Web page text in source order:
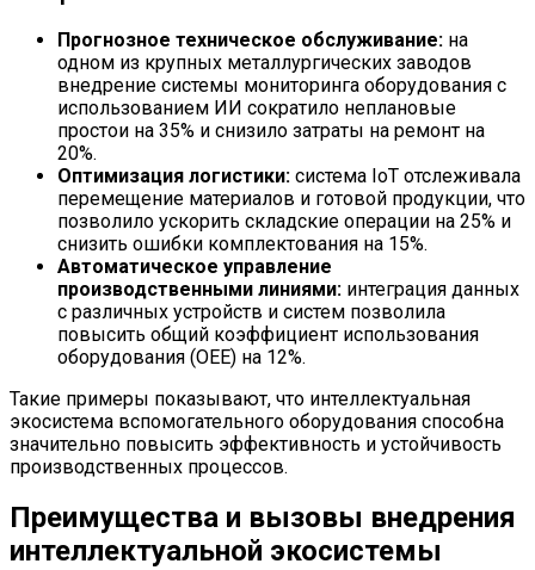
Прогнозное техническое обслуживание: на
одном из крупных металлургических заводов
внедрение системы мониторинга оборудования с
использованием ИИ сократило неплановые
простои на 35% и снизило затраты на ремонт на
20%.
Оптимизация логистики: система IoT отслеживала
перемещение материалов и готовой продукции, что
позволило ускорить складские операции на 25% и
снизить ошибки комплектования на 15%.
Автоматическое управление
производственными линиями: интеграция данных
с различных устройств и систем позволила
повысить общий коэффициент использования
оборудования (OEE) на 12%.
Такие примеры показывают, что интеллектуальная
экосистема вспомогательного оборудования способна
значительно повысить эффективность и устойчивость
производственных процессов.
Преимущества и вызовы внедрения
интеллектуальной экосистемы